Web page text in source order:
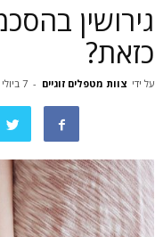
גירושין
כזאת?
על ידי צוות מטפלים זוגיים - 7 ביולי 2020